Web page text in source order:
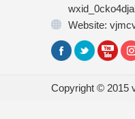
Website:
Copyright © 2015